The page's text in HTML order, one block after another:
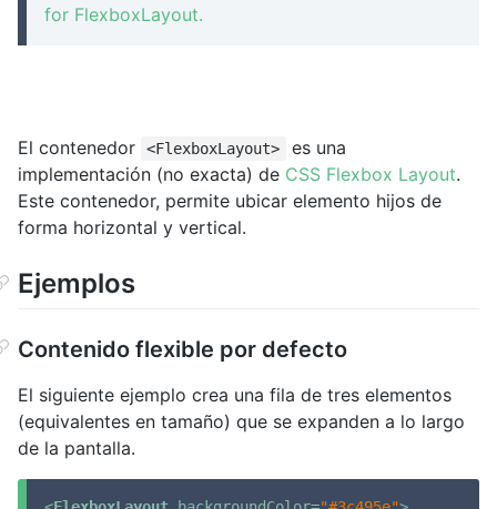
for FlexboxLayout.
El contenedor <FlexboxLayout>
es una
implementación (no exacta) de CSS Flexbox Layout.
Este contenedor, permite ubicar elemento hijos de
forma horizontal y vertical.
Ejemplos
Contenido flexible por defecto
El siguiente ejemplo crea una fila de tres elementos
(equivalentes en tamaño) que se expanden a lo largo
de la pantalla.